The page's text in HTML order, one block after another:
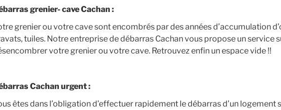
grenier- cave Cachan :
grenier ou votre cave sont encombrés par des années d’accumulation
tuiles. Notre entreprise de débarras Cachan vous propose un service
votre grenier ou votre cave. Retrouvez enfin un espace vide !!
Cachan urgent :
êtes dans l’obligation d’effectuer rapidement le débarras d’un logement